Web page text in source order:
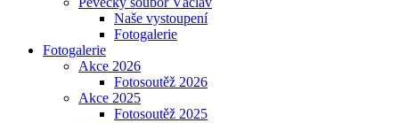
Naše vystoupení
Fotogalerie
Fotogalerie
Akce 2026
Fotosoutěž 2026
Akce 2025
Fotosoutěž 2025